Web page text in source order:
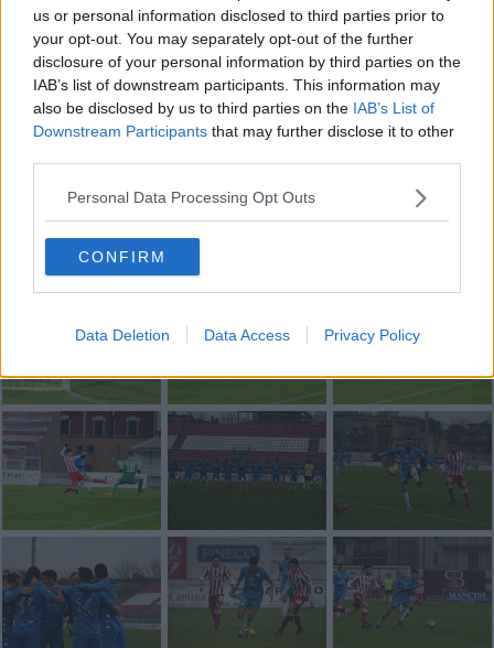
us or personal information disclosed to third parties prior to
your opt-out. You may separately opt-out of the further
disclosure of your personal information by third parties on the
IAB’s list of downstream participants. This information may
also be disclosed by us to third parties on the IAB’s List of
Downstream Participants that may further disclose it to other
Personal Data Processing Opt Outs
CONFIRM
Data Deletion Data Access Privacy Policy